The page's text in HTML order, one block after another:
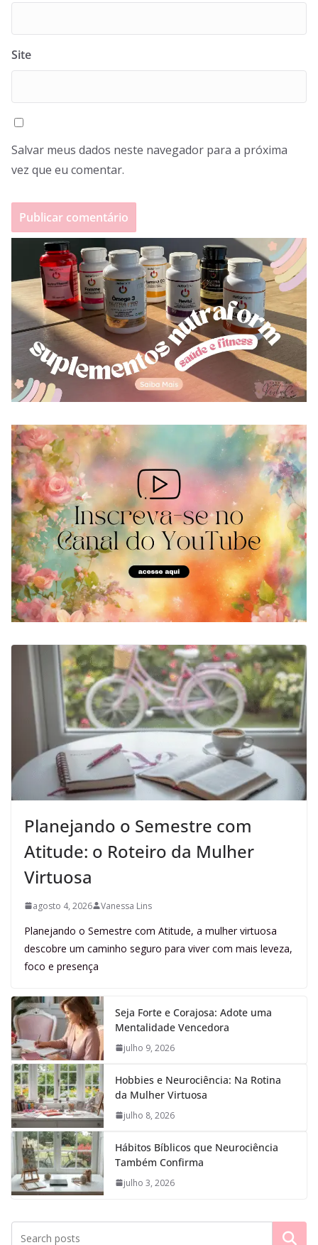
Site
Salvar meus dados neste navegador para a próxima
vez que eu comentar.
Planejando o Semestre com
Atitude: o Roteiro da Mulher
Virtuosa
agosto 4, 2026 Vanessa Lins
Planejando o Semestre com Atitude, a mulher virtuosa
descobre um caminho seguro para viver com mais leveza,
foco e presença
Seja Forte e Corajosa: Adote uma
Mentalidade Vencedora
julho 9, 2026
Hobbies e Neurociência: Na Rotina
da Mulher Virtuosa
julho 8, 2026
Hábitos Bíblicos que Neurociência
Também Confirma
julho 3, 2026
Pesquisar